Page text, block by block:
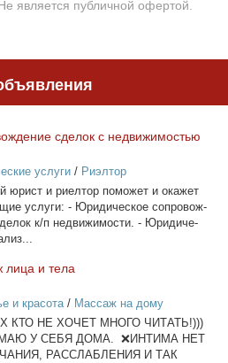
является публичной офертой.
сде­лок с недви­жи­мо­стью
услуги/ Риэлтор
юрист и ри­ел­тор по­мо­жет и ока­жет
услу­ги: - Юри­ди­че­ское со­про­вож­
к/п недви­жи­мо­сти. - Юри­ди­че­
ли­ца и те­ла
и красота/ Массаж на дому
КТО НЕ ХОЧЕТ МНОГО ЧИТАТЬ!)))
У СЕБЯ ДОМА. ❌ИНТИМА НЕТ
РАССЛАБЛЕНИЯ И ТАК